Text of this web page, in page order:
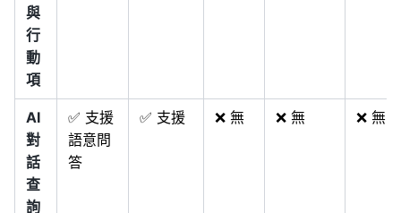
與
行
動
項
AI
對
話
查
詢
✅ 支援
語意問
答
✅ 支援 ❌ 無 ❌ 無 ❌ 無